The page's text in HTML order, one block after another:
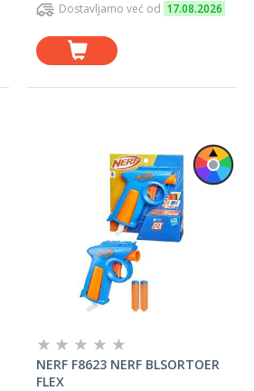
Dostavljamo već od 17.08.2026
NERF F8623 NERF BLSORTOER
FLEX